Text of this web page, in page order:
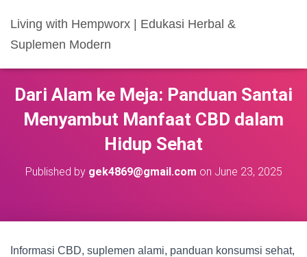
Living with Hempworx | Edukasi Herbal &
Suplemen Modern
Dari Alam ke Meja: Panduan Santai
Menyambut Manfaat CBD dalam
Hidup Sehat
Published by gek4869@gmail.com on June 23, 2025
Informasi CBD, suplemen alami, panduan konsumsi sehat,